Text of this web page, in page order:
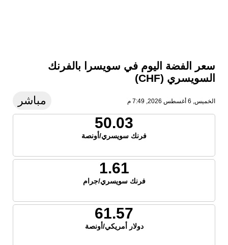
سعر الفضة اليوم في سويسرا بالفرنك
السويسري (CHF)
الخميس, 6 أغسطس 2026, 7:49 م مباشر
50.03
فرنك سويسري/أونصة
1.61
فرنك سويسري/جرام
61.57
دولار أمريكي/أونصة